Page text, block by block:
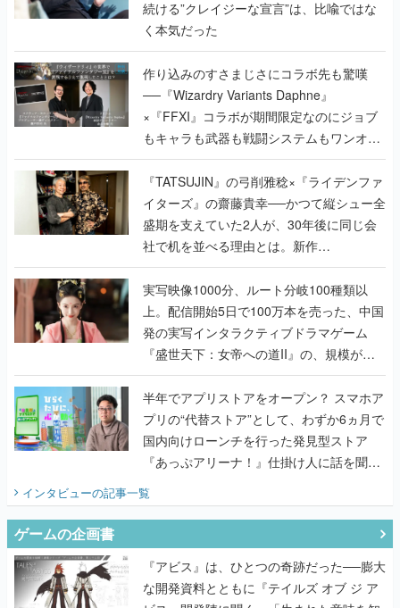
続ける”クレイジーな宣言”は、比喩ではな
く本気だった
作り込みのすさまじさにコラボ先も驚嘆
──『Wizardry Variants Daphne』
×『FFXI』コラボが期間限定なのにジョブ
もキャラも武器も戦闘システムもワンオフ
で作り込まれた理由を両ディレクターに聞
く
『TATSUJIN』の弓削雅稔×『ライデンファ
イターズ』の齋藤貴幸──かつて縦シュー全
盛期を支えていた2人が、30年後に同じ会
社で机を並べる理由とは。新作
『TATSUJIN EXTREME』で初タッグを組
んだレジェンド2人に訊く開発秘話
実写映像1000分、ルート分岐100種類以
上。配信開始5日で100万本を売った、中国
発の実写インタラクティブドラマゲーム
『盛世天下：女帝への道II』の、規模が違
うこだわりをプロデューサーに聞いた
半年でアプリストアをオープン？ スマホア
プリの“代替ストア”として、わずか6ヵ月で
国内向けローンチを行った発見型ストア
『あっぷアリーナ！』仕掛け人に話を聞い
てみた
インタビューの記事一覧
ゲームの企画書
『アビス』は、ひとつの奇跡だった──膨大
な開発資料とともに『テイルズ オブ ジ ア